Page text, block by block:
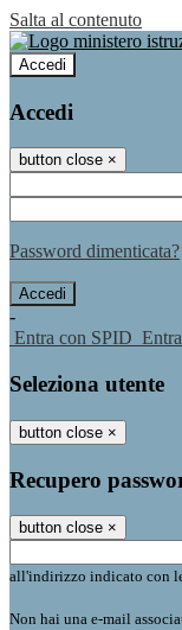
Salta al contenuto
Accedi
Accedi
button close ×
Password dimenticata?
-
Entra con SPID
Seleziona utente
button close ×
Recupero
button close ×
all'indirizzo indicato con
Non hai una e-mail